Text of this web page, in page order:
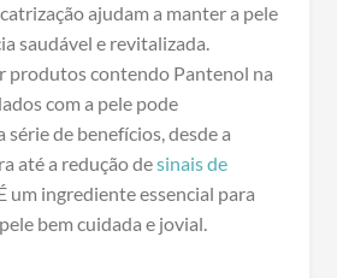
ajudam a manter a pele
saudável e revitalizada.
produtos contendo Pantenol na
com a pele pode
de benefícios, desde a
até a redução desinais de
um ingrediente essencial para
bem cuidada e jovial.